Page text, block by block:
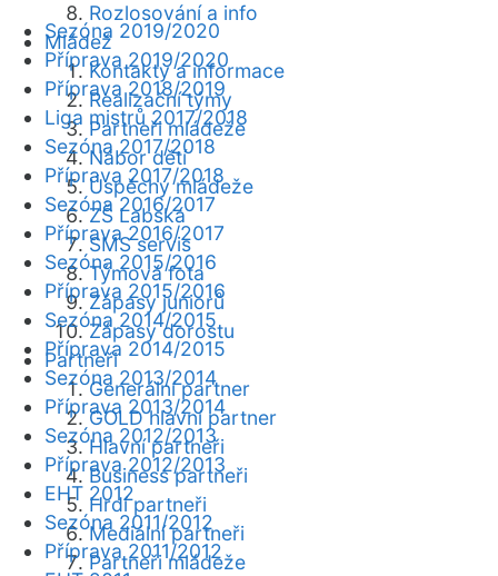
Rozlosování a info
Mládež
Kontakty a informace
Realizační týmy
Partneři mládeže
Nábor dětí
Úspěchy mládeže
ZŠ Labská
SMS servis
Týmová fota
Zápasy juniorů
Zápasy dorostu
Partneři
Generální partner
GOLD hlavní partner
Hlavní partneři
Business partneři
Hrdí partneři
Mediální partneři
Partneři mládeže
Sezóna 2019/2020
Příprava 2019/2020
Příprava 2018/2019
Liga mistrů 2017/2018
Sezóna 2017/2018
Příprava 2017/2018
Sezóna 2016/2017
Příprava 2016/2017
Sezóna 2015/2016
Příprava 2015/2016
Sezóna 2014/2015
Příprava 2014/2015
Sezóna 2013/2014
Příprava 2013/2014
Sezóna 2012/2013
Příprava 2012/2013
EHT 2012
Sezóna 2011/2012
Příprava 2011/2012